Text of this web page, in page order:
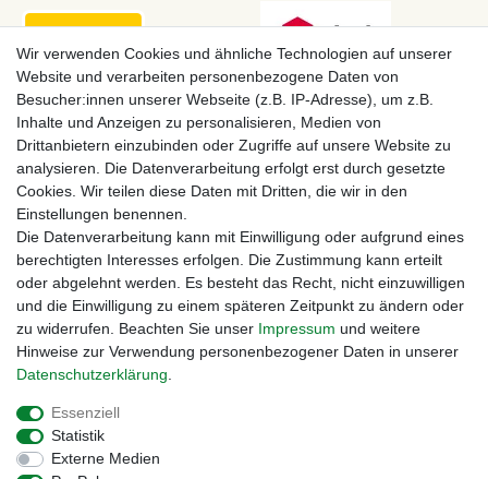
Zahlungsmöglichkeiten
Impressum
Wir verwenden Cookies und ähnliche Technologien auf unserer
Website und verarbeiten personenbezogene Daten von
Besucher:innen unserer Webseite (z.B. IP-Adresse), um z.B.
Inhalte und Anzeigen zu personalisieren, Medien von
Drittanbietern einzubinden oder Zugriffe auf unsere Website zu
analysieren. Die Datenverarbeitung erfolgt erst durch gesetzte
Cookies. Wir teilen diese Daten mit Dritten, die wir in den
Einstellungen benennen.
Die Datenverarbeitung kann mit Einwilligung oder aufgrund eines
berechtigten Interesses erfolgen. Die Zustimmung kann erteilt
oder abgelehnt werden. Es besteht das Recht, nicht einzuwilligen
und die Einwilligung zu einem späteren Zeitpunkt zu ändern oder
zu widerrufen. Beachten Sie unser Impressum und weitere
Hinweise zur Verwendung personenbezogener Daten in unserer
Daten­schutz­erklärung
Essenziell
Statistik
Externe Medien